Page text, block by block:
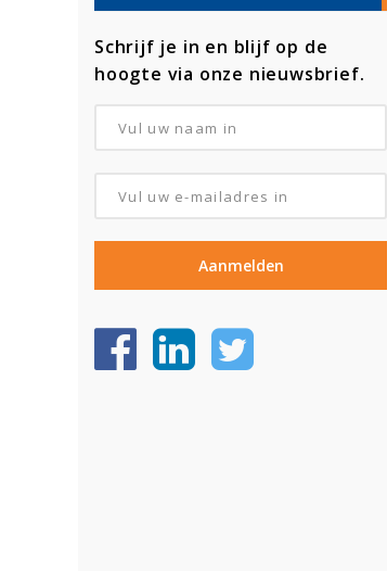
Schrijf je in en blijf op de
hoogte via onze nieuwsbrief.